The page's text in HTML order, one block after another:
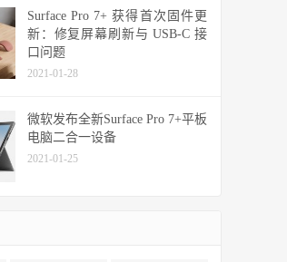
Surface Pro 7+ 获得首次固件更
新：修复屏幕刷新与 USB-C 接
口问题
2021-01-28
微软发布全新Surface Pro 7+平板
电脑二合一设备
2021-01-25